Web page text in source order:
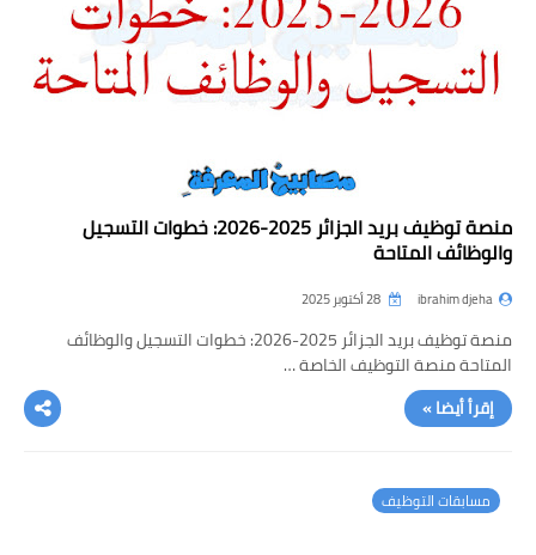
منصة توظيف بريد الجزائر 2025-2026: خطوات التسجيل
والوظائف المتاحة
ibrahim djeha
منصة توظيف بريد الجزائر 2025-2026: خطوات التسجيل والوظائف
المتاحة منصة التوظيف الخاصة …
إقرأ أيضا »
مسابقات التوظيف